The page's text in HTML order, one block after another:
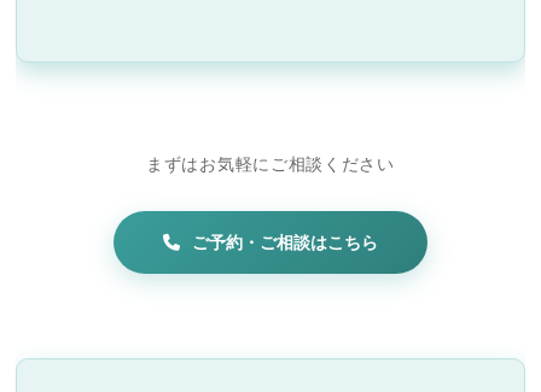
まずはお気軽にご相談ください
ご予約・ご相談はこちら